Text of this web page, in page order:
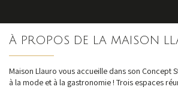
nos
À PROPOS DE LA MAISON
Maison Llauro vous accueille dans son Concept
à la mode et à la gastronomie ! Trois espaces